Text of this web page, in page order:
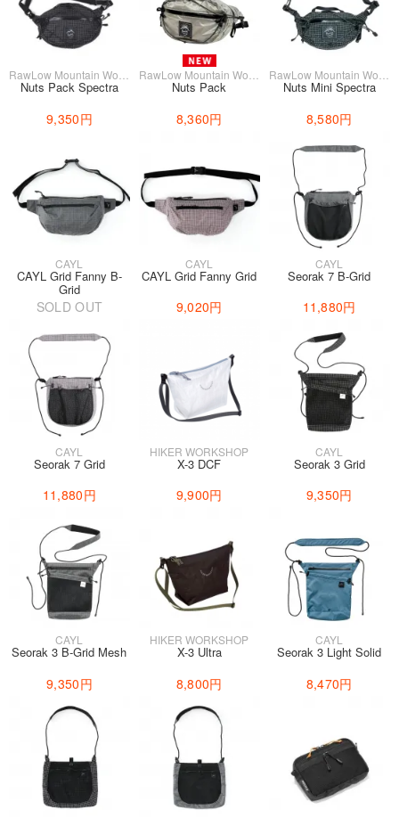
Nuts Pack Spectra
9,350円
Nuts Pack
8,360円
Nuts Mini Spectra
8,580円
CAYL
CAYL Grid Fanny B-
Grid
SOLD OUT
CAYL
CAYL Grid Fanny Grid
9,020円
CAYL
Seorak 7 B-Grid
11,880円
CAYL
Seorak 7 Grid
11,880円
HIKER WORKSHOP
X-3 DCF
9,900円
CAYL
Seorak 3 Grid
9,350円
CAYL
Seorak 3 B-Grid Mesh
9,350円
HIKER WORKSHOP
X-3 Ultra
8,800円
CAYL
Seorak 3 Light Solid
8,470円